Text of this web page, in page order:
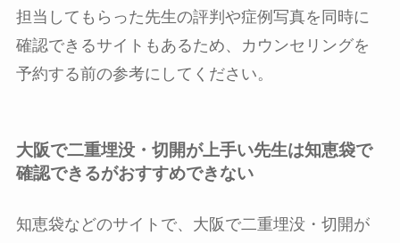
担当してもらった先生の評判や症例写真を同時に
確認できるサイトもあるため、カウンセリングを
予約する前の参考にしてください。
大阪で二重埋没・切開が上手い先生は知恵袋で
確認できるがおすすめできない
知恵袋などのサイトで、大阪で二重埋没・切開が